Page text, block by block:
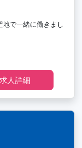
で一緒に働きまし
求人詳細